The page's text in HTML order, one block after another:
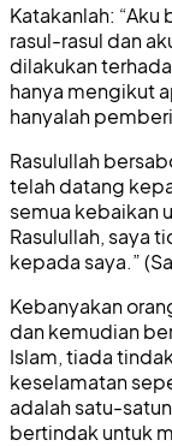
Katakanlah: “Aku
rasul-rasul dan
dilakukan
hanya mengikut
hanyalah
Rasulullah
telah datang
semua kebaikan
Rasulullah, saya
kepada saya.”
Kebanyakan
dan kemudian
Islam, tiada
keselamatan
adalah satu-
bertindak untuk